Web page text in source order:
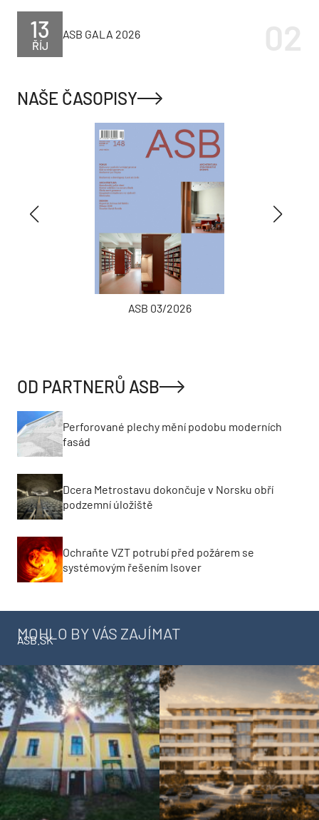
ŘÍJ
13 ASB GALA 2026
NAŠE ČASOPISY
ASB 03/2026
OD PARTNERŮ ASB
Perforované plechy mění podobu moderních
fasád
Dcera Metrostavu dokončuje v Norsku obří
podzemní úložiště
Ochraňte VZT potrubí před požárem se
systémovým řešením Isover
MOHLO BY VÁS ZAJÍMAT
ASB.SK